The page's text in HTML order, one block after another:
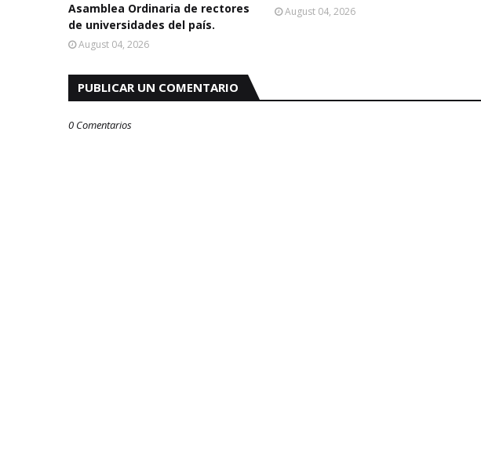
Asamblea Ordinaria de rectores
de universidades del país.
August 04, 2026
August 04, 2026
PUBLICAR UN COMENTARIO
0 Comentarios